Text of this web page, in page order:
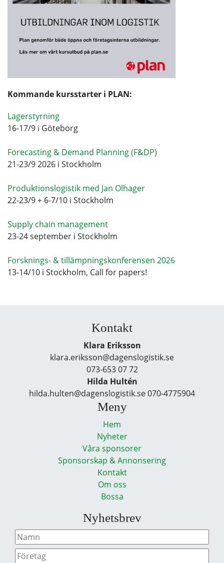
Kommande kursstarter i PLAN:
Lagerstyrning
16-17/9 i Göteborg
Forecasting & Demand Planning (F&DP)
21-23/9 2026 i Stockholm
Produktionslogistik med Jan Olhager
22-23/9 + 6-7/10 i Stockholm
Supply chain management
23-24 september i Stockholm
Forsknings- & tillämpningskonferensen 2026
13-14/10 i Stockholm, Call for papers!
Kontakt
Klara Eriksson
klara.eriksson@dagenslogistik.se
073-653 07 72
Hilda Hultén
hilda.hulten@dagenslogistik.se 070-4775904
Meny
Hem
Nyheter
Våra sponsorer
Sponsorskap & Annonsering
Kontakt
Om oss
Bossa
Nyhetsbrev